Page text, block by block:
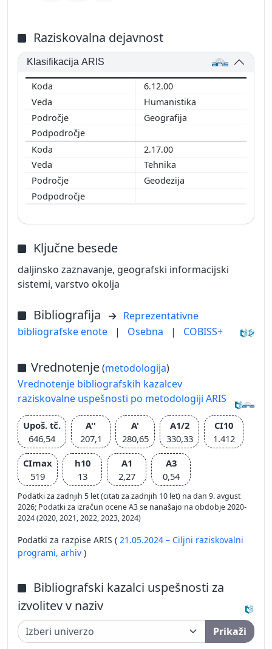
Raziskovalna dejavnost
Klasifikacija ARIS
6.12.00
Humanistika
Geografija
2.17.00
Tehnika
Geodezija
Ključne besede
daljinsko zaznavanje, geografski informacijski
sistemi, varstvo okolja
Bibliografija
Reprezentativne
bibliografske enote
| Osebna | COBISS+
Vrednotenje(metodologija)
Vrednotenje bibliografskih kazalcev
raziskovalne uspešnosti po metodologiji ARIS
Upoš. tč.
646,54
A''
207,1
A'
280,65
A1/2
330,33
CI10
1.412
CImax
519
h10
13
A1
2,27
A3
0,54
Podatki za zadnjih 5 let (citati za zadnjih 10 let) na dan 9. avgust
2026; Podatki za izračun ocene A3 se nanašajo na obdobje 2020-
2024 (2020, 2021, 2022, 2023, 2024)
Podatki za razpise ARIS ( 21.05.2024 – Ciljni raziskovalni
programi, arhiv )
Bibliografski kazalci uspešnosti za
izvolitev v naziv
Prikaži